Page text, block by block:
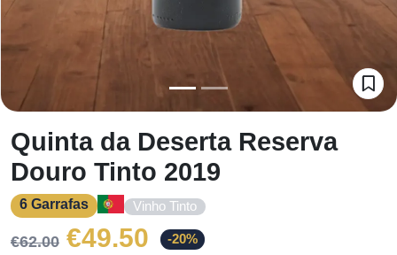
Quinta da Deserta Reserva
Douro Tinto 2019
6 Garrafas Vinho Tinto
€62.00 O
€49.50 O-20%